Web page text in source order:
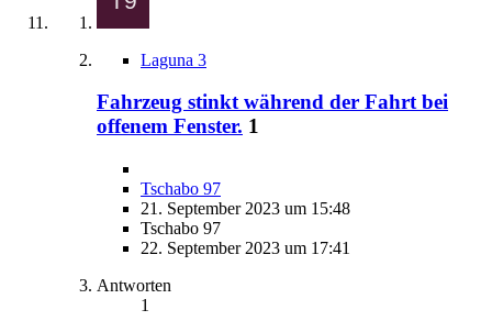
Laguna 3
Fahrzeug stinkt während der Fahrt bei
offenem Fenster. 1
Tschabo 97
21. September 2023 um 15:48
Tschabo 97
22. September 2023 um 17:41
Antworten
1